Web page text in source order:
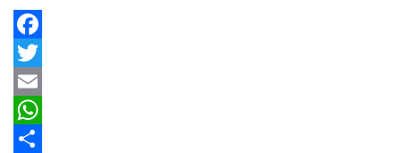
Facebook
Twitter
Email
WhatsApp